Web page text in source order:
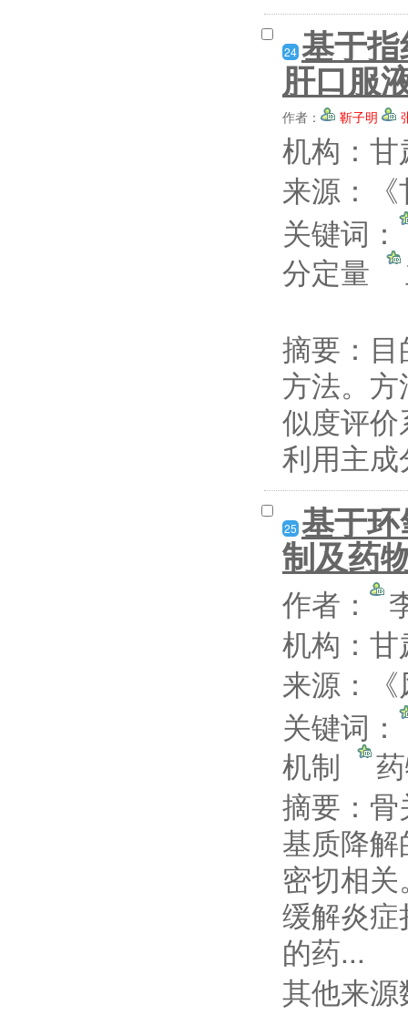
24 基于
肝口服
作者： 靳子明
机构：
来源：
关键词：
分定量
摘要：
方法。
似度评
利用主
25 基于
制及药
作者：
机构：
来源：
关键词：
机制
摘要： 骨
基质降
密切相
缓解炎
的药...
其他来